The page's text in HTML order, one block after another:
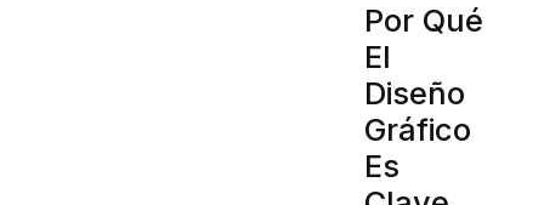
Por Qué
El
Diseño
Gráfico
Es